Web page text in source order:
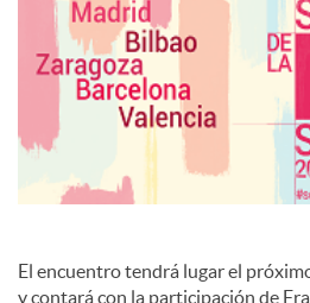
El encuentro tendrá lugar el
y contará con la participación de